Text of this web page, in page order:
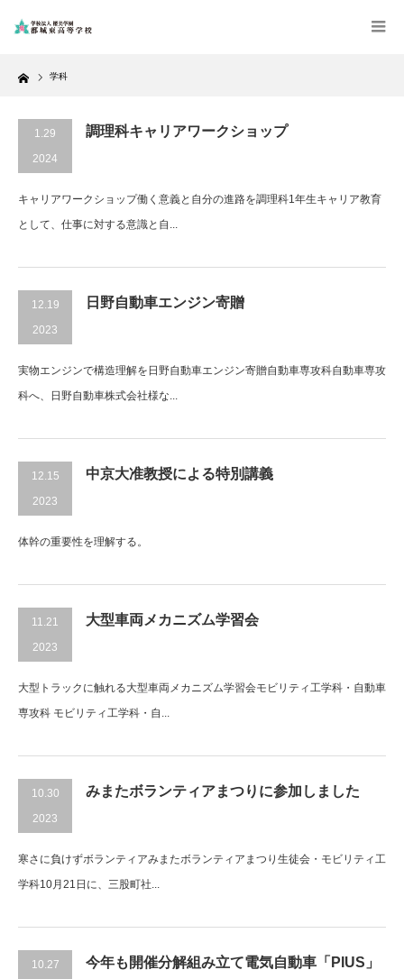
Home 学科
1.29
2024
調理科キャリアワークショップ
キャリアワークショップ働く意義と自分の進路を調理科1年生キャリア教育
として、仕事に対する意識と自...
12.19
2023
日野自動車エンジン寄贈
実物エンジンで構造理解を日野自動車エンジン寄贈自動車専攻科自動車専攻
科へ、日野自動車株式会社様な...
12.15
2023
中京大准教授による特別講義
体幹の重要性を理解する。
11.21
2023
大型車両メカニズム学習会
大型トラックに触れる大型車両メカニズム学習会モビリティ工学科・自動車
専攻科 モビリティ工学科・自...
10.30
2023
みまたボランティアまつりに参加しました
寒さに負けずボランティアみまたボランティアまつり生徒会・モビリティ工
学科10月21日に、三股町社...
10.27
今年も開催分解組み立て電気自動車「PIUS」